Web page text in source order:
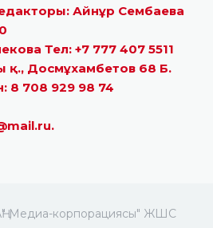
Айнұр Сембаева
Тел: +7 777 407 5511
қ., Досмұхамбетов 68 Б.
8 708 929 98 74
Медиа-корпорациясы" ЖШС